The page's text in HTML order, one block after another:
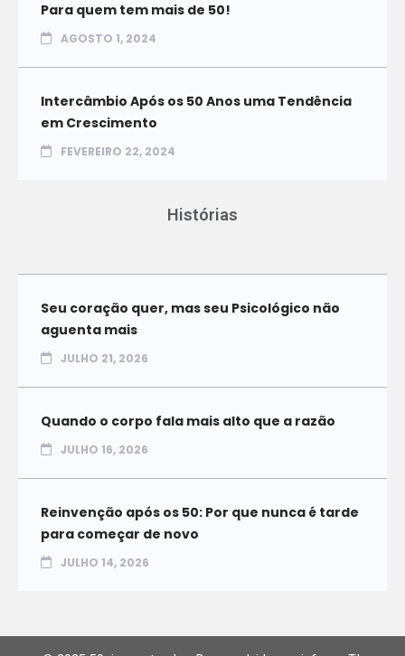
Para quem tem mais de 50!
AGOSTO 1, 2024
Intercâmbio Após os 50 Anos uma Tendência
em Crescimento
FEVEREIRO 22, 2024
Histórias
Seu coração quer, mas seu Psicológico não
aguenta mais
JULHO 21, 2026
Quando o corpo fala mais alto que a razão
JULHO 16, 2026
Reinvenção após os 50: Por que nunca é tarde
para começar de novo
JULHO 14, 2026